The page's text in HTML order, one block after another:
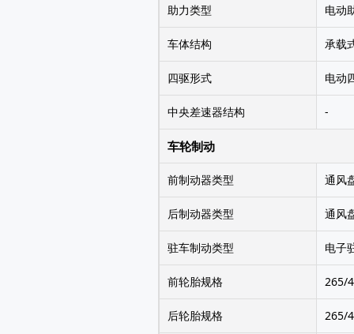
助力类型 电动
车体结构 承载
四驱形式 电动
中央差速器结构 -
车轮制动
前制动器类型 通风
后制动器类型 通风
驻车制动类型 电子
前轮胎规格 265/
后轮胎规格 265/